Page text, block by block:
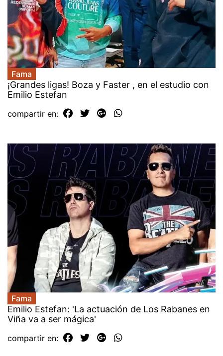
Fama
¡Grandes ligas! Boza y Faster , en el estudio con
Emilio Estefan
compartir en:
Fama
Emilio Estefan: 'La actuación de Los Rabanes en
Viña va a ser mágica'
compartir en: